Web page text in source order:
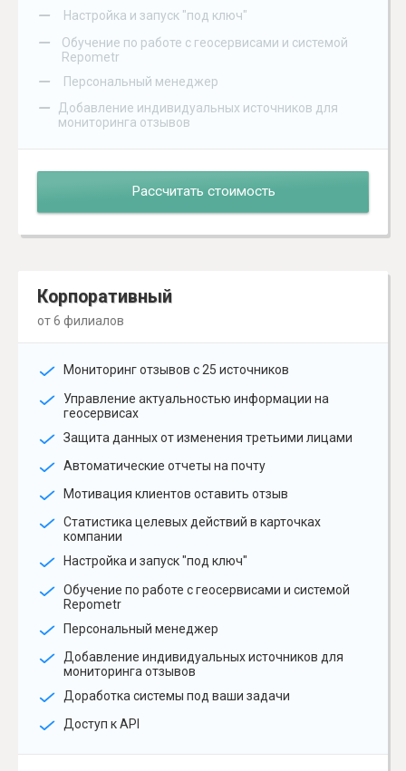
– Настройка и запуск "под ключ"
–
Обучение по работе с геосервисами и системой
Repometr
– Персональный менеджер
–
Добавление индивидуальных источников для
мониторинга отзывов
Рассчитать стоимость
Корпоративный
от 6 филиалов
Мониторинг отзывов с 25 источников
Управление актуальностью информации на
геосервисах
Защита данных от изменения третьими лицами
Автоматические отчеты на почту
Мотивация клиентов оставить отзыв
Статистика целевых действий в карточках
компании
Настройка и запуск "под ключ"
Обучение по работе с геосервисами и системой
Repometr
Персональный менеджер
Добавление индивидуальных источников для
мониторинга отзывов
Доработка системы под ваши задачи
Доступ к API